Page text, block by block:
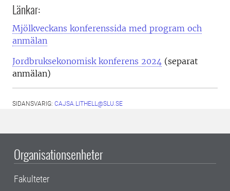
Länkar:
Mjölkveckans konferenssida med program och
anmälan
Jordbruksekonomisk konferens 2024 (separat
anmälan)
SIDANSVARIG: CAJSA.LITHELL@SLU.SE
Organisationsenheter
Fakulteter